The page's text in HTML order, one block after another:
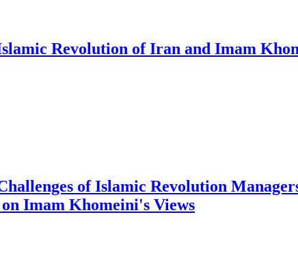
Revolution of Iran and Imam
of Islamic Revolution
Imam Khomeini's Views